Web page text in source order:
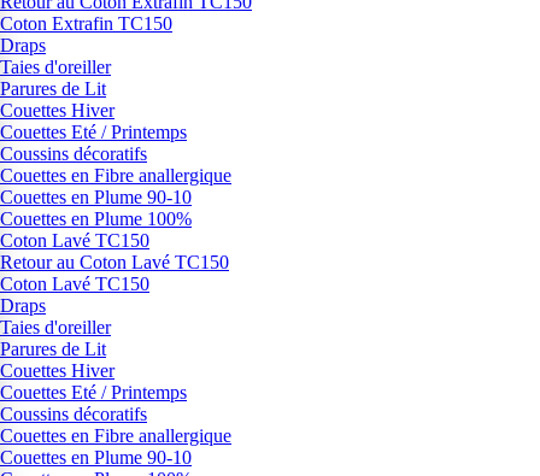
Coton Extrafin TC150
Draps
Taies d'oreiller
Parures de Lit
Couettes Hiver
Couettes Eté / Printemps
Coussins décoratifs
Couettes en Fibre anallergique
Couettes en Plume 90-10
Couettes en Plume 100%
Coton Lavé TC150
Retour au Coton Lavé TC150
Coton Lavé TC150
Draps
Taies d'oreiller
Parures de Lit
Couettes Hiver
Couettes Eté / Printemps
Coussins décoratifs
Couettes en Fibre anallergique
Couettes en Plume 90-10